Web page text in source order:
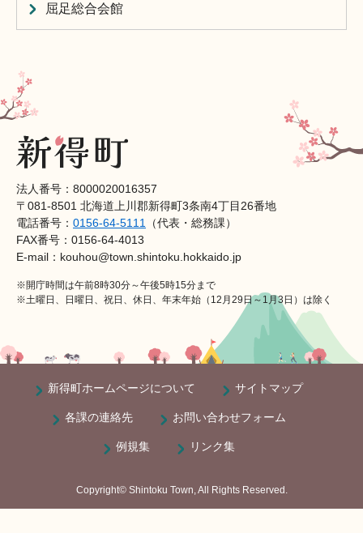
屈足総合会館
法人番号：8000020016357
〒081-8501 北海道上川郡新得町3条南4丁目26番地
電話番号： 0156-64-5111
（代表・総務課）
FAX番号：0156-64-4013
E-mail：kouhou@town.shintoku.hokkaido.jp
※開庁時間は午前8時30分～午後5時15分まで
※土曜日、日曜日、祝日、休日、年末年始（12月29日～1月3日）は除く
新得町ホームページについて サイトマップ
各課の連絡先 お問い合わせフォーム
例規集 リンク集
Copyright© Shintoku Town, All Rights Reserved.